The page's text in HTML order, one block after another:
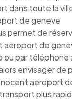
dans toute la
de geneve
permet de
aeroport de
par téléphone
envisager de
aeroport
plus